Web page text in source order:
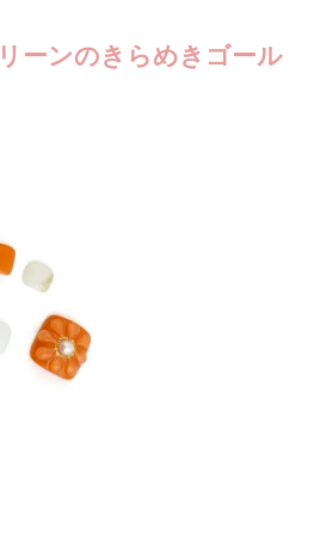
ーンのきらめきゴール